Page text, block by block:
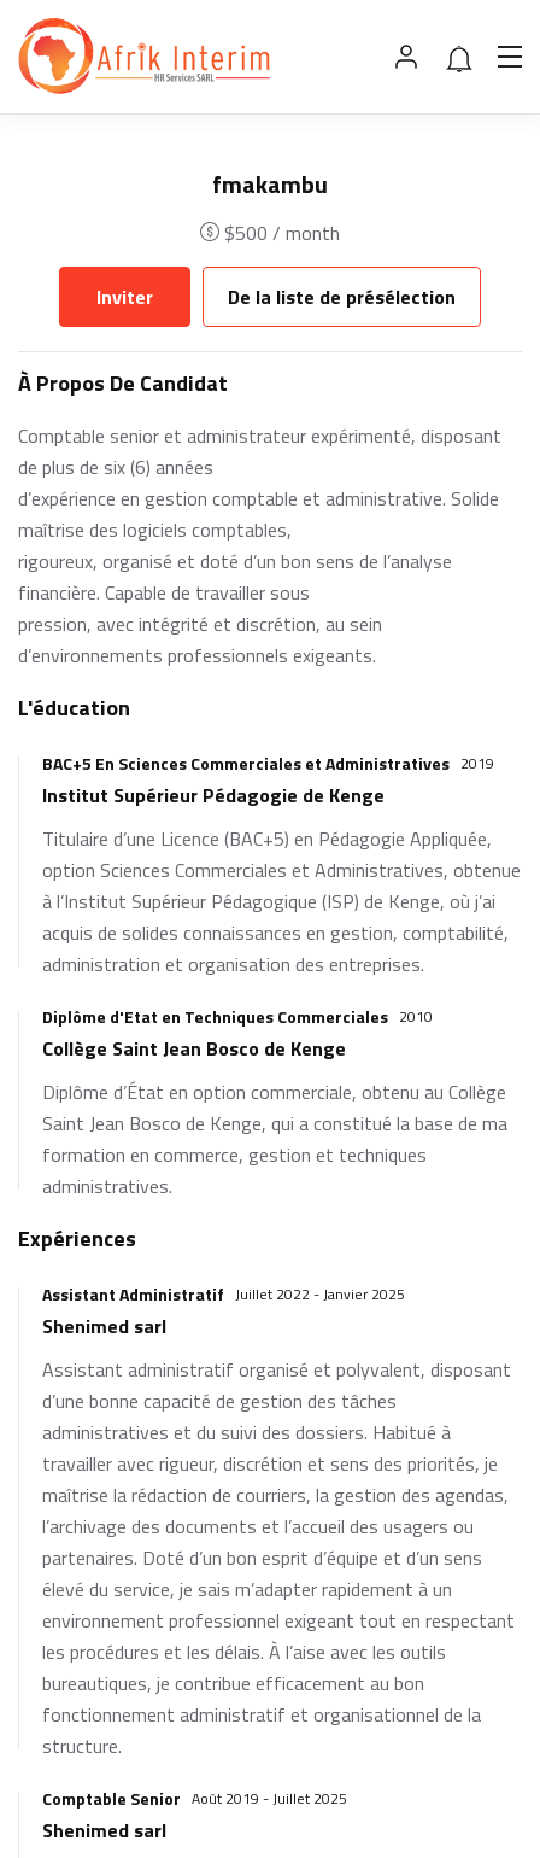
fmakambu
$500 / month
Inviter De la liste de présélection
À Propos De Candidat
Comptable senior et administrateur expérimenté, disposant
de plus de six (6) années
d’expérience en gestion comptable et administrative. Solide
maîtrise des logiciels comptables,
rigoureux, organisé et doté d’un bon sens de l’analyse
financière. Capable de travailler sous
pression, avec intégrité et discrétion, au sein
d’environnements professionnels exigeants.
L'éducation
BAC+5 En Sciences Commerciales et Administratives 2019
Institut Supérieur Pédagogie de Kenge
Titulaire d’une Licence (BAC+5) en Pédagogie Appliquée,
option Sciences Commerciales et Administratives, obtenue
à l’Institut Supérieur Pédagogique (ISP) de Kenge, où j’ai
acquis de solides connaissances en gestion, comptabilité,
administration et organisation des entreprises.
Diplôme d'Etat en Techniques Commerciales 2010
Collège Saint Jean Bosco de Kenge
Diplôme d’État en option commerciale, obtenu au Collège
Saint Jean Bosco de Kenge, qui a constitué la base de ma
formation en commerce, gestion et techniques
administratives.
Expériences
Assistant Administratif Juillet 2022 - Janvier 2025
Shenimed sarl
Assistant administratif organisé et polyvalent, disposant
d’une bonne capacité de gestion des tâches
administratives et du suivi des dossiers. Habitué à
travailler avec rigueur, discrétion et sens des priorités, je
maîtrise la rédaction de courriers, la gestion des agendas,
l’archivage des documents et l’accueil des usagers ou
partenaires. Doté d’un bon esprit d’équipe et d’un sens
élevé du service, je sais m’adapter rapidement à un
environnement professionnel exigeant tout en respectant
les procédures et les délais. À l’aise avec les outils
bureautiques, je contribue efficacement au bon
fonctionnement administratif et organisationnel de la
structure.
Comptable Senior Août 2019 - Juillet 2025
Shenimed sarl